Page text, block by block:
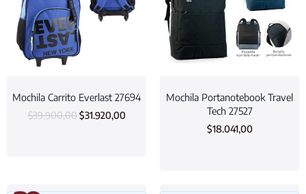
Mochila Carrito Everlast 27694
$39.900,00 $31.920,00
Mochila Portanotebook Travel
Tech 27527
$18.041,00